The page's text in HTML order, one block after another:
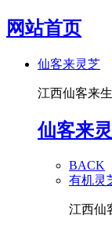
网站首页
仙客来灵芝
江西仙客来
仙客来
BACK
有机灵
江西仙